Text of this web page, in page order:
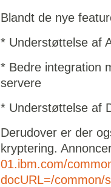
Blandt de nye
* Understøttelse af
* Bedre integration
servere
* Understøttelse af
Derudover er der
kryptering.
01.ibm.com/
docURL=/common/